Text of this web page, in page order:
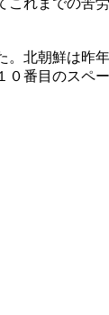
北朝鮮は昨
番目のスペ